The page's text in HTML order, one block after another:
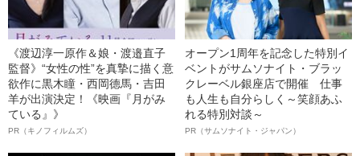
《渡辺淳一原作＆娘・渡邉直子
監督》“女性の性”を真摯に描く意
欲作に黒木瞳・西岡德馬・吉田
羊が出演決定！《映画『月がみ
ている』》
PR（キノフィルムズ）
オープン1周年を記念した特別イ
ベントがサムソナイト・ブラッ
クレーベル銀座店で開催 仕事
も人生も自分らしく～笑顔あふ
れる特別対談～
PR（サムソナイト・ジャパン）